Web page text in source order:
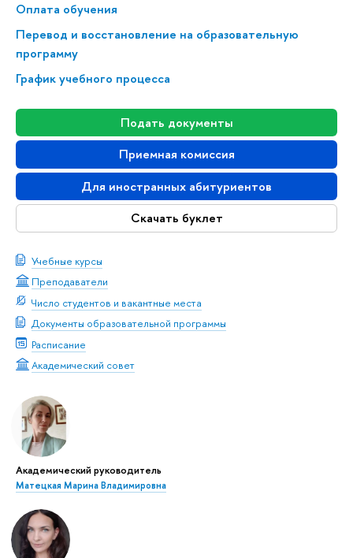
Оплата обучения
Перевод и восстановление на образовательную
программу
График учебного процесса
Подать документы
Приемная комиссия
Для иностранных абитуриентов
Скачать буклет
Учебные курсы
Преподаватели
Число студентов и вакантные места
Документы образовательной программы
Расписание
Академический совет
Академический руководитель
Матецкая Марина Владимировна